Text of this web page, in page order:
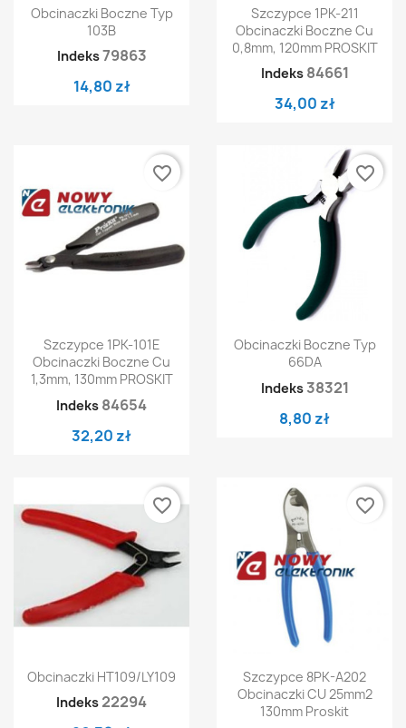
Obcinaczki Boczne Typ
103B
Indeks79863
14,80 zł
Szczypce 1PK-211
Obcinaczki Boczne Cu
0,8mm, 120mm PROSKIT
Indeks 84661
34,00 zł
Szczypce 1PK-101E
Obcinaczki Boczne Cu
1,3mm, 130mm PROSKIT
Indeks 84654
32,20 zł
favorite_border
Obcinaczki Boczne Typ
66DA
Indeks 38321
8,80 zł
favorite_border
Obcinaczki HT109/LY109
Indeks 22294
favorite_border
Szczypce 8PK-A202
Obcinaczki CU 25mm2
130mm Proskit
favorite_border